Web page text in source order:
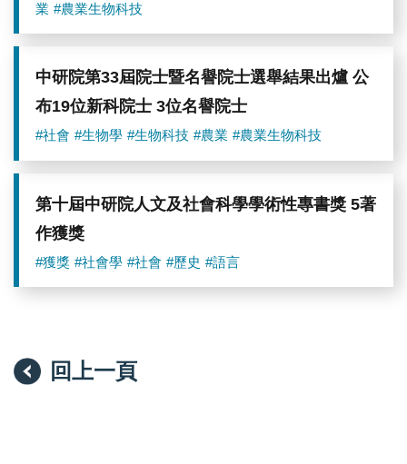
業 #農業生物科技
中研院第33屆院士暨名譽院士選舉結果出爐 公
布19位新科院士 3位名譽院士
#社會 #生物學 #生物科技 #農業 #農業生物科技
第十屆中研院人文及社會科學學術性專書獎 5著
作獲獎
#獲獎 #社會學 #社會 #歷史 #語言
回上一頁